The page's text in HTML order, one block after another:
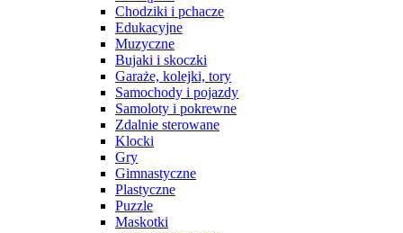
Chodziki i pchacze
Edukacyjne
Muzyczne
Bujaki i skoczki
Garaże, kolejki, tory
Samochody i pojazdy
Samoloty i pokrewne
Zdalnie sterowane
Klocki
Gry
Gimnastyczne
Plastyczne
Puzzle
Maskotki